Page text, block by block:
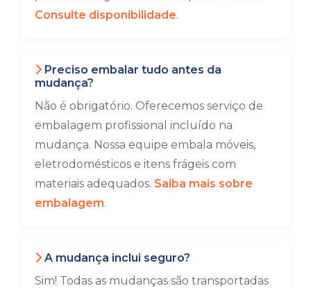
Consulte disponibilidade.
Preciso embalar tudo antes da
mudança?
Não é obrigatório. Oferecemos serviço de
embalagem profissional incluído na
mudança. Nossa equipe embala móveis,
eletrodomésticos e itens frágeis com
materiais adequados. Saiba mais sobre
embalagem.
A mudança inclui seguro?
Sim! Todas as mudanças são transportadas